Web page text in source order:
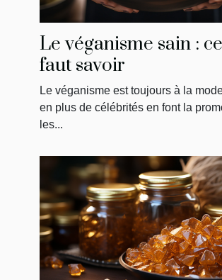
Le véganisme sain :
faut savoir
Le véganisme est toujours à la
en plus de célébrités en font la
les...